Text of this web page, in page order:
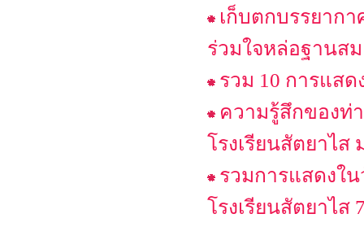
เก็บตกบรรยาก
ร่วมใจหล่อฐานส
รวม 10 การแสด
ความรู้สึกของท่
โรงเรียนสัตยาไส
รวมการแสดงใ
โรงเรียนสัตยาไส